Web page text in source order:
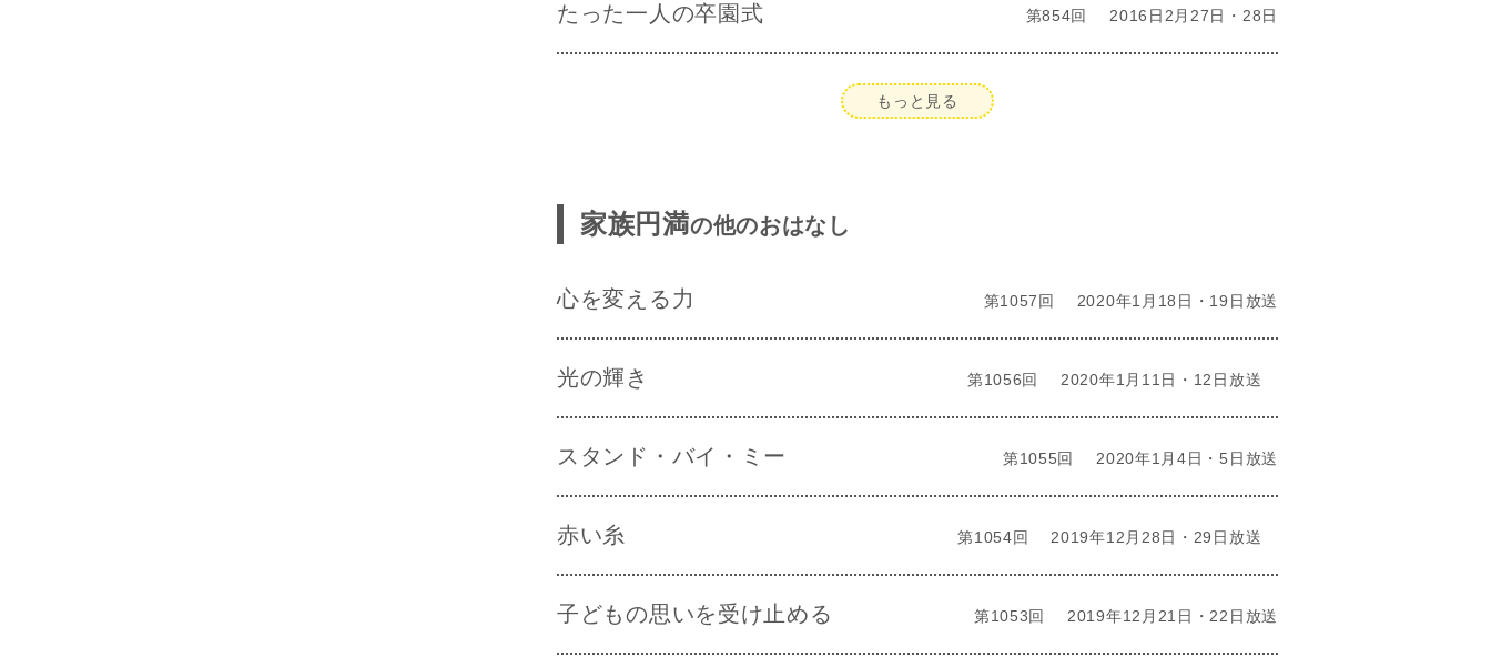
たった一人の卒園式 第854回 2016日2月27日・28日
もっと見る
家族円満の他のおはなし
心を変える力 第1057回 2020年1月18日・19日放送
光の輝き 第1056回 2020年1月11日・12日放送
スタンド・バイ・ミー 第1055回 2020年1月4日・5日放送
赤い糸 第1054回 2019年12月28日・29日放送
子どもの思いを受け止める 第1053回 2019年12月21日・22日放送